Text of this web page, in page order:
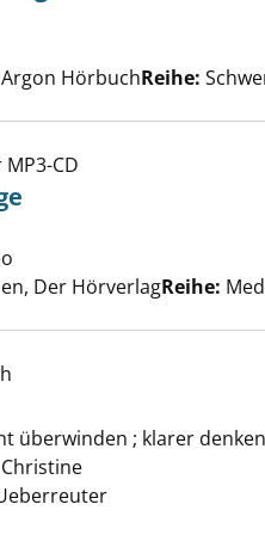
HörbuchReihe:
der Intrige anzeigen
CD
Der HörverlagReihe:
anzeigen
überwinden ; klarer